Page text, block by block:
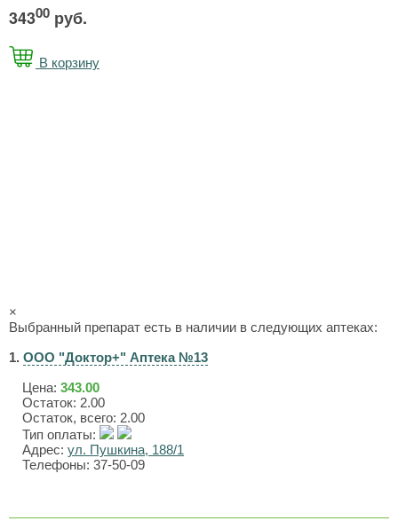
34300 руб.
В корзину
×
Выбранный препарат есть в наличии в следующих аптеках:
1. ООО "Доктор+" Аптека №13
Цена: 343.00
Остаток: 2.00
Остаток, всего: 2.00
Тип оплаты:
Адрес: ул. Пушкина, 188/1
Телефоны: 37-50-09